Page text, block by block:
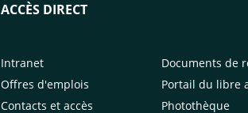
ACCÈS DIRECT
Intranet
Offres d'emplois
Contacts et accès
Documents de
Portail du libre
Photothèque